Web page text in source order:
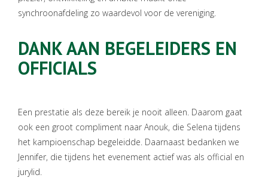
synchroonafdeling zo waardevol voor de vereniging.
DANK AAN BEGELEIDERS EN
OFFICIALS
Een prestatie als deze bereik je nooit alleen. Daarom gaat
ook een groot compliment naar Anouk, die Selena tijdens
het kampioenschap begeleidde. Daarnaast bedanken we
Jennifer, die tijdens het evenement actief was als official en
jurylid.